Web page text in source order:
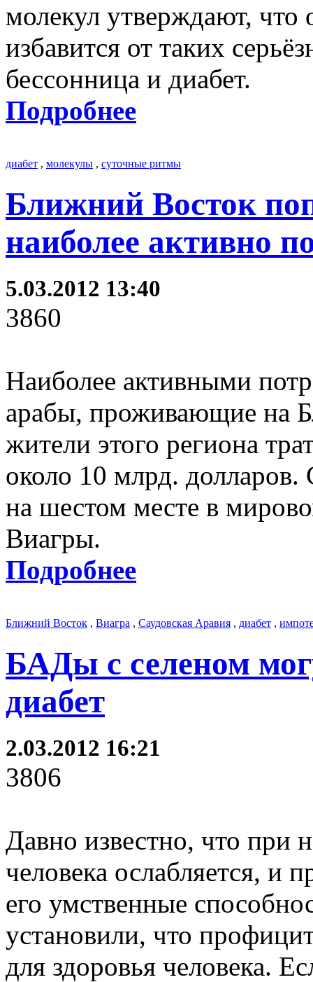
молекул утверждают, что
избавится от таких
бессонница и диабет.
Подробнее
диабет , молекулы , суточные ритмы
Ближний Восток
наиболее активно
5.03.2012 13:40
3860
Наиболее активными
арабы, проживающие на
жители этого региона
около 10 млрд. долларов.
на шестом месте в
Виагры.
Подробнее
Ближний Восток , Виагра , Саудовская Аравия , диабет ,
БАДы с селеном
диабет
2.03.2012 16:21
3806
Давно известно, что при
человека ослабляется, и
его умственные
установили, что
для здоровья человека.